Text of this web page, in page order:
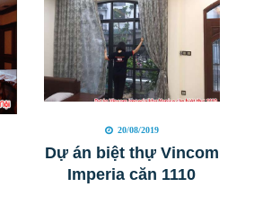
20/08/2019
Dự án biệt thự Vincom
Imperia căn 1110